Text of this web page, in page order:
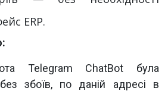
ERP.
Telegram ChatBot була
збоїв, по даній адресі в